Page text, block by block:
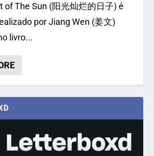
of The Sun (阳光灿烂的日子) é
por Jiang Wen (姜文)
livro...